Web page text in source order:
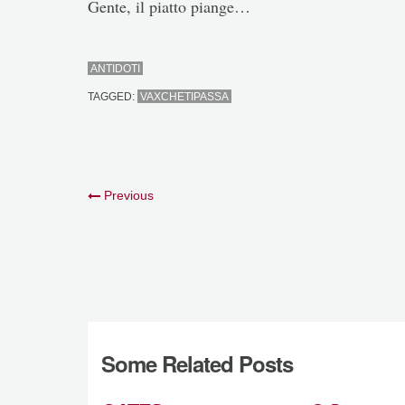
Gente, il piatto piange…
ANTIDOTI
TAGGED: VAXCHETIPASSA
Previous
Some Related Posts